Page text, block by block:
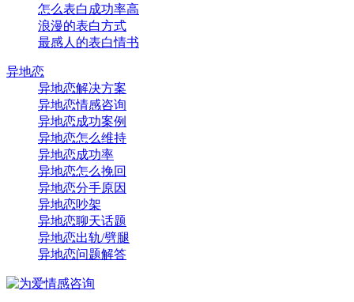
怎么表白成功率高
浪漫的表白方式
最感人的表白情书
异地恋
异地恋解决方案
异地恋情感咨询
异地恋成功案例
异地恋怎么维持
异地恋成功率
异地恋怎么挽回
异地恋分手原因
异地恋吵架
异地恋聊天话题
异地恋出轨/劈腿
异地恋问题解答